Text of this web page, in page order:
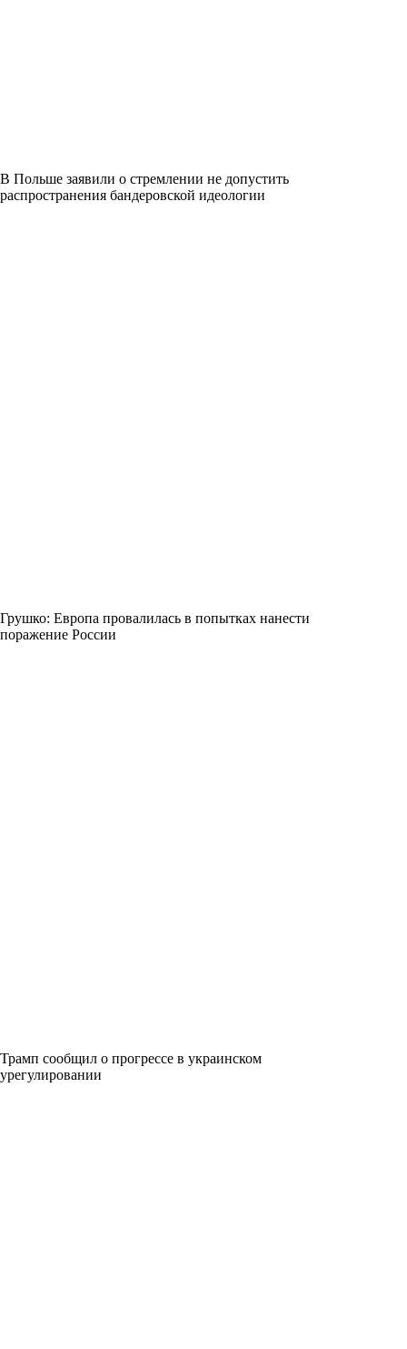
В Польше заявили о стремлении не допустить
распространения бандеровской идеологии
Грушко: Европа провалилась в попытках нанести
поражение России
Трамп сообщил о прогрессе в украинском
урегулировании